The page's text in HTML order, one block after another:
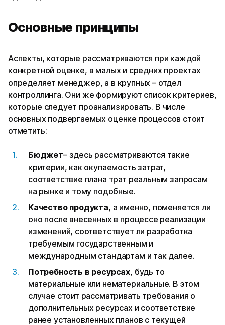
Основные принципы
Аспекты, которые рассматриваются при каждой
конкретной оценке, в малых и средних проектах
определяет менеджер, а в крупных – отдел
контроллинга. Они же формируют список критериев,
которые следует проанализировать. В числе
основных подвергаемых оценке процессов стоит
отметить:
Бюджет– здесь рассматриваются такие
критерии, как окупаемость затрат,
соответствие плана трат реальным запросам
на рынке и тому подобные.
Качество продукта, а именно, поменяется ли
оно после внесенных в процессе реализации
изменений, соответствует ли разработка
требуемым государственным и
международным стандартам и так далее.
Потребность в ресурсах, будь то
материальные или нематериальные. В этом
случае стоит рассматривать требования о
дополнительных ресурсах и соответствие
ранее установленных планов с текущей